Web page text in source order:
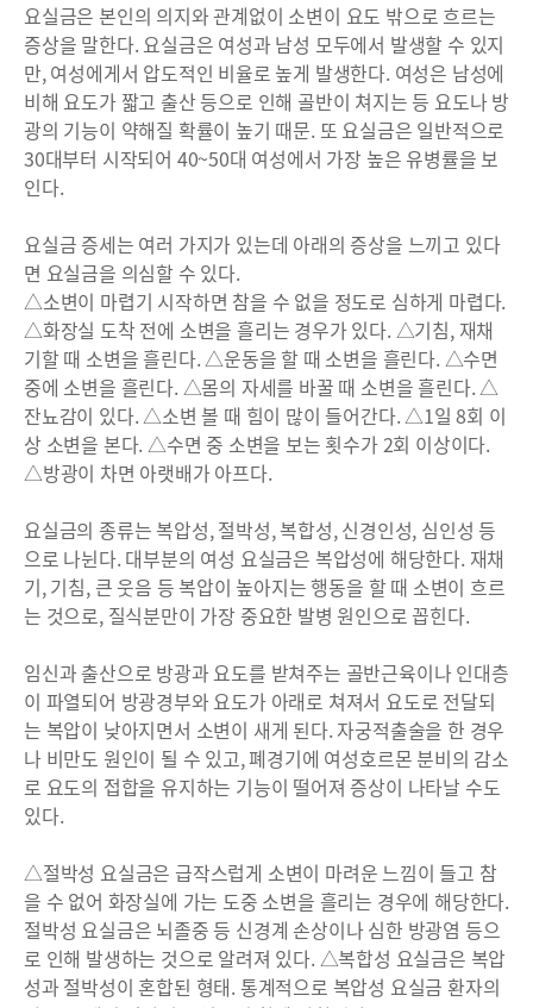
요실금은 본인의 의지와 관계없이 소변이 요도 밖으로 흐르는
증상을 말한다. 요실금은 여성과 남성 모두에서 발생할 수 있지
만, 여성에게서 압도적인 비율로 높게 발생한다. 여성은 남성에
비해 요도가 짧고 출산 등으로 인해 골반이 쳐지는 등 요도나 방
광의 기능이 약해질 확률이 높기 때문. 또 요실금은 일반적으로
30대부터 시작되어 40~50대 여성에서 가장 높은 유병률을 보
인다.
요실금 증세는 여러 가지가 있는데 아래의 증상을 느끼고 있다
면 요실금을 의심할 수 있다.
△소변이 마렵기 시작하면 참을 수 없을 정도로 심하게 마렵다.
△화장실 도착 전에 소변을 흘리는 경우가 있다. △기침, 재채
기할 때 소변을 흘린다. △운동을 할 때 소변을 흘린다. △수면
중에 소변을 흘린다. △몸의 자세를 바꿀 때 소변을 흘린다. △
잔뇨감이 있다. △소변 볼 때 힘이 많이 들어간다. △1일 8회 이
상 소변을 본다. △수면 중 소변을 보는 횟수가 2회 이상이다.
△방광이 차면 아랫배가 아프다.
요실금의 종류는 복압성, 절박성, 복합성, 신경인성, 심인성 등
으로 나뉜다. 대부분의 여성 요실금은 복압성에 해당한다. 재채
기, 기침, 큰 웃음 등 복압이 높아지는 행동을 할 때 소변이 흐르
는 것으로, 질식분만이 가장 중요한 발병 원인으로 꼽힌다.
임신과 출산으로 방광과 요도를 받쳐주는 골반근육이나 인대층
이 파열되어 방광경부와 요도가 아래로 쳐져서 요도로 전달되
는 복압이 낮아지면서 소변이 새게 된다. 자궁적출술을 한 경우
나 비만도 원인이 될 수 있고, 폐경기에 여성호르몬 분비의 감소
로 요도의 접합을 유지하는 기능이 떨어져 증상이 나타날 수도
있다.
△절박성 요실금은 급작스럽게 소변이 마려운 느낌이 들고 참
을 수 없어 화장실에 가는 도중 소변을 흘리는 경우에 해당한다.
절박성 요실금은 뇌졸중 등 신경계 손상이나 심한 방광염 등으
로 인해 발생하는 것으로 알려져 있다. △복합성 요실금은 복압
성과 절박성이 혼합된 형태. 통계적으로 복압성 요실금 환자의